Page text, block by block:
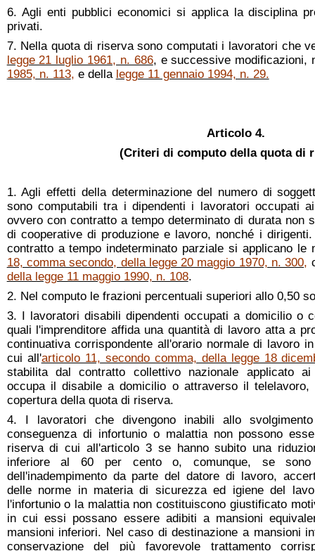
6. Agli enti pubblici economici si applica la disciplina
privati.
7. Nella quota di riserva sono computati i lavoratori che
legge 21 luglio 1961, n. 686, e successive modificazioni,
1985, n. 113, e della legge 11 gennaio 1994, n. 29.
Articolo 4.
(Criteri di computo della quota di
1. Agli effetti della determinazione del numero di
sono computabili tra i dipendenti i lavoratori occupati
ovvero con contratto a tempo determinato di durata non
di cooperative di produzione e lavoro, nonché i
contratto a tempo indeterminato parziale si applicano le
18, comma secondo, della legge 20 maggio 1970, n. 300,
della legge 11 maggio 1990, n. 108.
2. Nel computo le frazioni percentuali superiori allo 0,50
3. I lavoratori disabili dipendenti occupati a domicilio o
quali l'imprenditore affida una quantità di lavoro atta a
continuativa corrispondente all'orario normale di lavoro
cui all'articolo 11, secondo comma, della legge 18
stabilita dal contratto collettivo nazionale applicato
occupa il disabile a domicilio o attraverso il
copertura della quota di riserva.
4. I lavoratori che divengono inabili allo
conseguenza di infortunio o malattia non possono
riserva di cui all'articolo 3 se hanno subito una
inferiore al 60 per cento o, comunque, se
dell'inadempimento da parte del datore di lavoro,
delle norme in materia di sicurezza ed igiene del
l'infortunio o la malattia non costituiscono giustificato
in cui essi possano essere adibiti a mansioni
mansioni inferiori. Nel caso di destinazione a mansioni
conservazione del più favorevole trattamento